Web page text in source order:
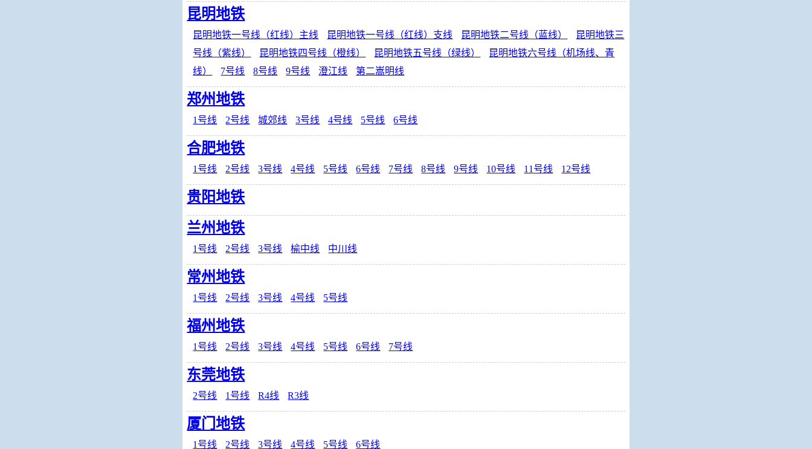
昆明地铁
昆明地铁一号线（红线）主线 昆明地铁一号线（红线）支线 昆明地铁二号线（蓝线）
昆明地铁三
号线（紫线）
昆明地铁四号线（橙线） 昆明地铁五号线（绿线）
昆明地铁六号线（机场线、青
线）
7号线 8号线 9号线 澄江线 第二嵩明线
郑州地铁
1号线 2号线 城郊线 3号线 4号线 5号线 6号线
合肥地铁
1号线 2号线 3号线 4号线 5号线 6号线 7号线 8号线 9号线 10号线 11号线 12号线
贵阳地铁
兰州地铁
1号线 2号线 3号线 榆中线 中川线
常州地铁
1号线 2号线 3号线 4号线 5号线
福州地铁
1号线 2号线 3号线 4号线 5号线 6号线 7号线
东莞地铁
2号线 1号线 R4线 R3线
厦门地铁
1号线 2号线 3号线 4号线 5号线 6号线